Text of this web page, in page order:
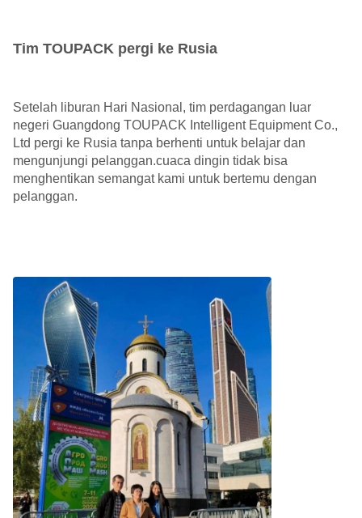
Tim TOUPACK pergi ke Rusia
Setelah liburan Hari Nasional, tim perdagangan luar
negeri Guangdong TOUPACK Intelligent Equipment Co.,
Ltd pergi ke Rusia tanpa berhenti untuk belajar dan
mengunjungi pelanggan.cuaca dingin tidak bisa
menghentikan semangat kami untuk bertemu dengan
pelanggan.